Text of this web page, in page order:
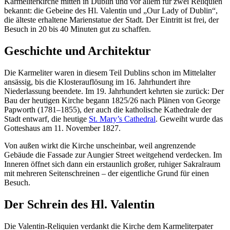
bekannt: die Gebeine des Hl. Valentin und „Our Lady of Dublin“,
die älteste erhaltene Marienstatue der Stadt. Der Eintritt ist frei, der
Besuch in 20 bis 40 Minuten gut zu schaffen.
Geschichte und Architektur
Die Karmeliter waren in diesem Teil Dublins schon im Mittelalter
ansässig, bis die Klosterauflösung im 16. Jahrhundert ihre
Niederlassung beendete. Im 19. Jahrhundert kehrten sie zurück: Der
Bau der heutigen Kirche begann 1825/26 nach Plänen von George
Papworth (1781–1855), der auch die katholische Kathedrale der
Stadt entwarf, die heutige St. Mary’s Cathedral. Geweiht wurde das
Gotteshaus am 11. November 1827.
Von außen wirkt die Kirche unscheinbar, weil angrenzende
Gebäude die Fassade zur Aungier Street weitgehend verdecken. Im
Inneren öffnet sich dann ein erstaunlich großer, ruhiger Sakralraum
mit mehreren Seitenschreinen – der eigentliche Grund für einen
Besuch.
Der Schrein des Hl. Valentin
Die Valentin-Reliquien verdankt die Kirche dem Karmeliterpater